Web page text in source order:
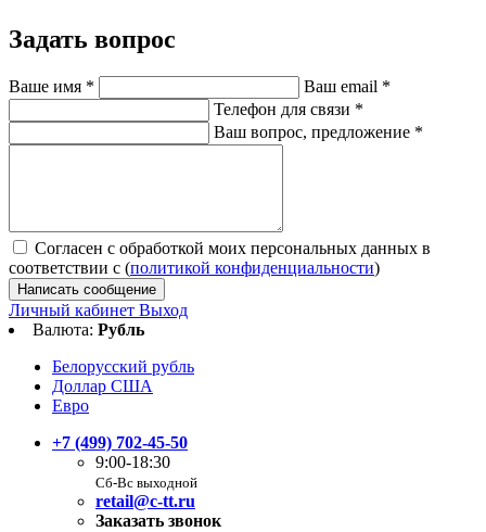
Задать вопрос
Ваше имя * Ваш email *
Телефон для связи *
Ваш вопрос, предложение *
Согласен с обработкой моих персональных данных в
соответствии с (политикой конфиденциальности)
Написать сообщение
Личный кабинет Выход
Валюта: Рубль
Белорусский рубль
Доллар США
Евро
+7 (499) 702-45-50
9:00-18:30
Сб-Вс выходной
retail@c-tt.ru
Заказать звонок